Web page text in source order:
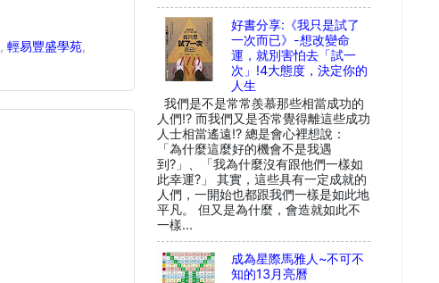
, 輕易豐盛學苑,
好書分享:《我只是試了
一次而已》-想改變命
運，就別害怕去「試一
次」!4大態度，決定你的
人生
我們是不是常常羨慕那些相當成功的
人們!? 而我們又是否常覺得離這些成功
人士相當遙遠!? 總是會心裡想說：
「為什麼這麼好的機會不是我遇
到?」、「我為什麼沒有跟他們一樣如
此幸運?」 其實，這些具有一定成就的
人們，一開始也都跟我們一樣是如此地
平凡。 但又是為什麼，會造就如此不
一樣...
成為星際馬雅人~不可不
知的13月亮曆